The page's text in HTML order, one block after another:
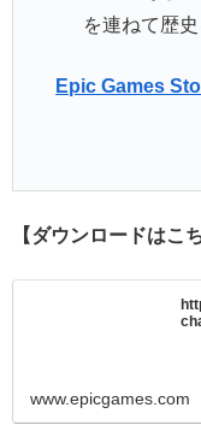
を連ねて歴
Epic Games
【ダウンロードはこ
www.epicgames.com